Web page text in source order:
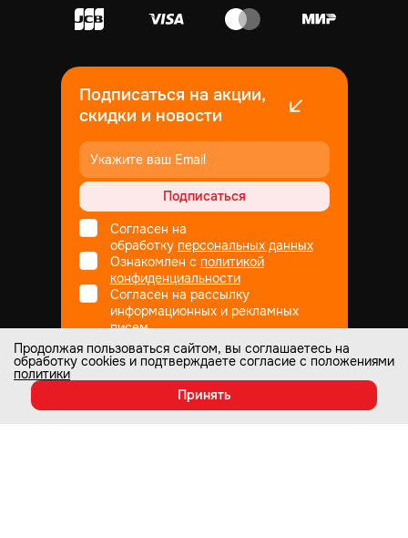
Подписаться на акции,
скидки и новости
Подписаться
Согласен на
обработку персональных данных
Ознакомлен с политикой
конфиденциальности
Согласен на рассылку
информационных и рекламных
писем
Не является публичной офертой
© Все права защищены
Продолжая пользоваться сайтом, вы соглашаетесь на
обработку cookies и подтверждаете согласие с положениями
политики
Принять